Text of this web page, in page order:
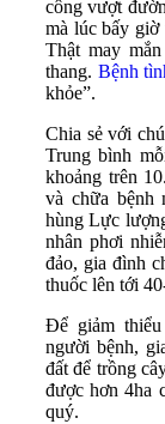
công vượt
mà lúc bấy
Thật may
thang. Bệnh
khỏe”.
Chia sẻ với
Trung bình
khoảng trên
và chữa bệnh
hùng Lực
nhân phơi
đảo, gia đình
thuốc lên tới
Để giảm
người bệnh,
đất để trồng
được hơn 4ha
quý.